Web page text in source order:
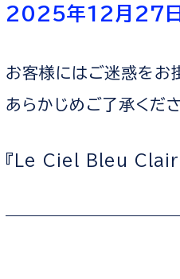
2025年12月27日
お客様にはご迷惑をお
あらかじめご了承くだ
『Le Ciel Bleu Clair ～